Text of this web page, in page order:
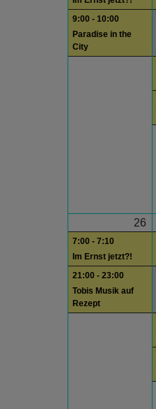
9:00 - 10:00
Paradise in the
City
26
7:00 - 7:10
Im Ernst jetzt?!
21:00 - 23:00
Tobis Musik auf
Rezept